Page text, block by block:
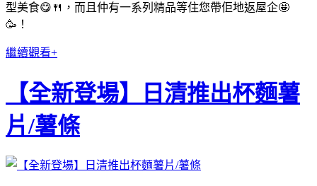
型美食😋🍴，而且仲有一系列精品等住您帶佢地返屋企🤩
🥳！
繼續觀看+
【全新登場】日清推出杯麵薯
片/薯條